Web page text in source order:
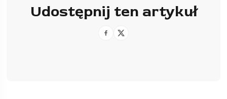
Udostępnij ten artykuł